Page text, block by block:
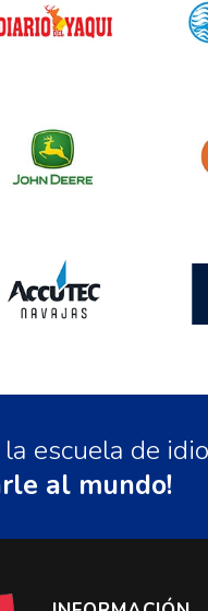
escuela de
al mundo!